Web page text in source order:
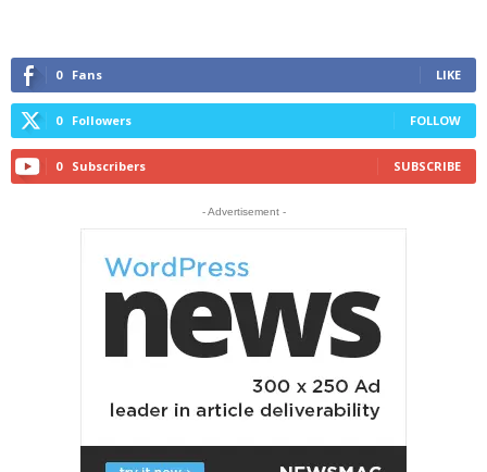
0 Fans LIKE
0 Followers FOLLOW
0 Subscribers SUBSCRIBE
- Advertisement -